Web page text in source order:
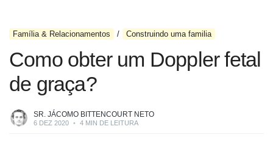
Família & Relacionamentos Construindo uma familia
Como obter um Doppler fetal
de graça?
SR. JÁCOMO BITTENCOURT NETO
6 DEZ 2020 • 4 MIN DE LEITURA